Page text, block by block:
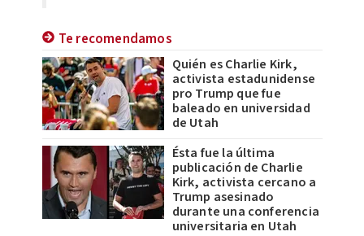
Te recomendamos
Quién es Charlie Kirk,
activista estadunidense
pro Trump que fue
baleado en universidad
de Utah
Ésta fue la última
publicación de Charlie
Kirk, activista cercano a
Trump asesinado
durante una conferencia
universitaria en Utah